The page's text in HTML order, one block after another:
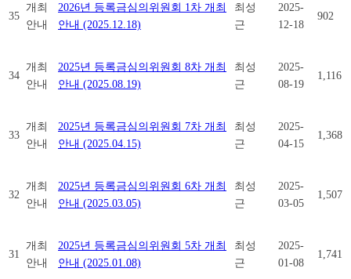
35
개최
안내
2026년 등록금심의위원회 1차 개최
안내 (2025.12.18)
최성
근
2025-
12-18
902
34
개최
안내
2025년 등록금심의위원회 8차 개최
안내 (2025.08.19)
최성
근
2025-
08-19
1,116
33
개최
안내
2025년 등록금심의위원회 7차 개최
안내 (2025.04.15)
최성
근
2025-
04-15
1,368
32
개최
안내
2025년 등록금심의위원회 6차 개최
안내 (2025.03.05)
최성
근
2025-
03-05
1,507
31
개최
안내
2025년 등록금심의위원회 5차 개최
안내 (2025.01.08)
최성
근
2025-
01-08
1,741